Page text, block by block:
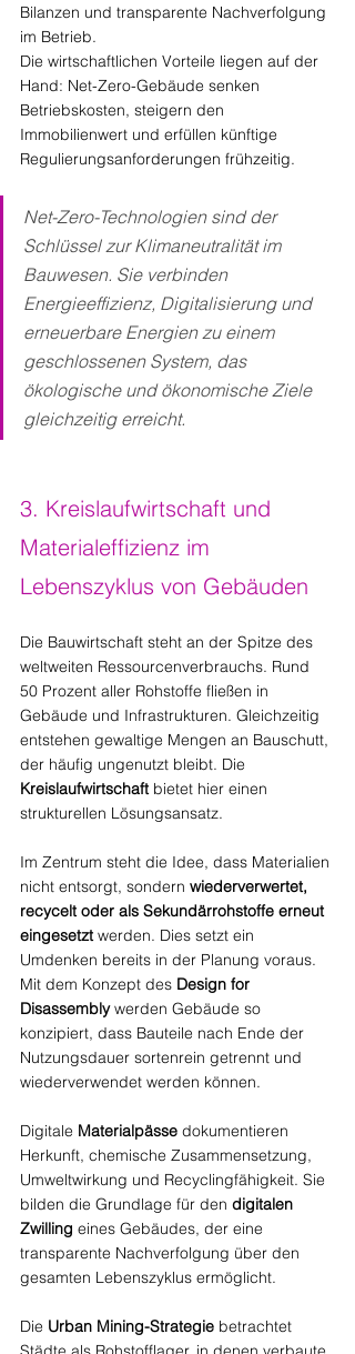
Bilanzen und transparente Nachverfolgung
im Betrieb.
Die wirtschaftlichen Vorteile liegen auf der
Hand: Net-Zero-Gebäude senken
Betriebskosten, steigern den
Immobilienwert und erfüllen künftige
Regulierungsanforderungen frühzeitig.
Net-Zero-Technologien sind der
Schlüssel zur Klimaneutralität im
Bauwesen. Sie verbinden
Energieeffizienz, Digitalisierung und
erneuerbare Energien zu einem
geschlossenen System, das
ökologische und ökonomische Ziele
gleichzeitig erreicht.
3. Kreislaufwirtschaft und
Materialeffizienz im
Lebenszyklus von Gebäuden
Die Bauwirtschaft steht an der Spitze des
weltweiten Ressourcenverbrauchs. Rund
50 Prozent aller Rohstoffe fließen in
Gebäude und Infrastrukturen. Gleichzeitig
entstehen gewaltige Mengen an Bauschutt,
der häufig ungenutzt bleibt. Die
Kreislaufwirtschaft bietet hier einen
strukturellen Lösungsansatz.
Im Zentrum steht die Idee, dass Materialien
nicht entsorgt, sondern wiederverwertet,
recycelt oder als Sekundärrohstoffe erneut
eingesetzt werden. Dies setzt ein
Umdenken bereits in der Planung voraus.
Mit dem Konzept des Design for
Disassembly werden Gebäude so
konzipiert, dass Bauteile nach Ende der
Nutzungsdauer sortenrein getrennt und
wiederverwendet werden können.
Digitale Materialpässe dokumentieren
Herkunft, chemische Zusammensetzung,
Umweltwirkung und Recyclingfähigkeit. Sie
bilden die Grundlage für den digitalen
Zwilling eines Gebäudes, der eine
transparente Nachverfolgung über den
gesamten Lebenszyklus ermöglicht.
Die Urban Mining-Strategie betrachtet